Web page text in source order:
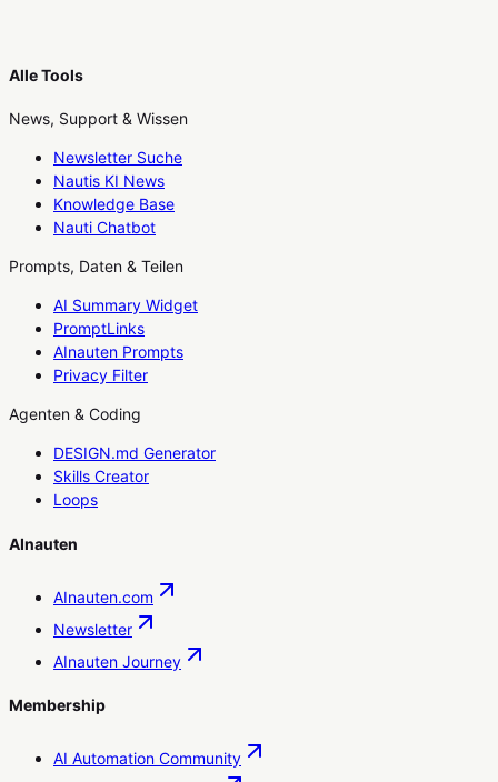
Alle Tools
News, Support & Wissen
Newsletter Suche
Nautis KI News
Knowledge Base
Nauti Chatbot
Prompts, Daten & Teilen
AI Summary Widget
PromptLinks
AInauten Prompts
Privacy Filter
Agenten & Coding
DESIGN.md Generator
Skills Creator
Loops
AInauten
AInauten.com
Newsletter
AInauten Journey
Membership
AI Automation Community